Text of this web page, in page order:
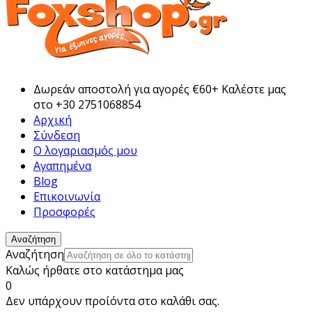
Δωρεάν αποστολή για αγορές €60+ Καλέστε μας
στο +30 2751068854
Αρχική
Σύνδεση
Ο λογαριασμός μου
Αγαπημένα
Blog
Επικοινωνία
Προσφορές
Αναζήτηση
Αναζήτηση
Καλώς ήρθατε στο κατάστημα μας
0
Δεν υπάρχουν προίόντα στο καλάθι σας.